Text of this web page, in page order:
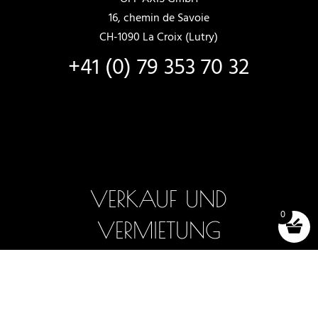
16, chemin de Savoie
CH-1090 La Croix (Lutry)
+41 (0) 79 353 70 32
VERKAUF UND
VERMIETUNG
0